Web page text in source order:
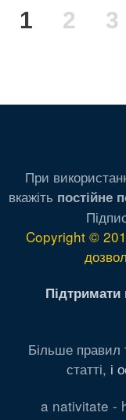
страниц
Текущая
1 Page
2 3
При
вкажіть постійне
Copyright ©
Підтримати
Більше правил
статті, і
a nativitate -